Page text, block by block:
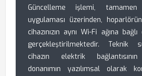
Güncelleme işlemi,
uygulaması üzerinden,
cihazınızın aynı Wi-Fi ağına
gerçekleştirilmektedir. Teknik
cihazın elektrik
donanımın yazılımsal olarak